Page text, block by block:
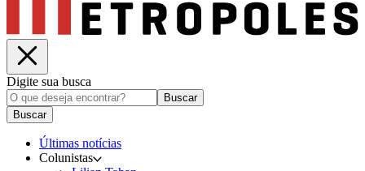
Digite sua busca
Buscar
Buscar
Últimas notícias
Colunistas